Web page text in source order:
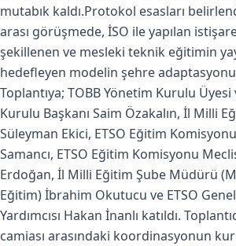
mutabık kaldı.Protokol esasları
arası görüşmede, İSO ile yapılan
şekillenen ve mesleki teknik eğitimin
hedefleyen modelin şehre adaptasyonu
Toplantıya; TOBB Yönetim Kurulu Üyesi
Kurulu Başkanı Saim Özakalın, İl Milli
Süleyman Ekici, ETSO Eğitim
Samancı, ETSO Eğitim Komisyonu
Erdoğan, İl Milli Eğitim Şube Müdürü
Eğitim) İbrahim Okutucu ve ETSO
Yardımcısı Hakan İnanlı katıldı.
camiası arasındaki koordinasyonun